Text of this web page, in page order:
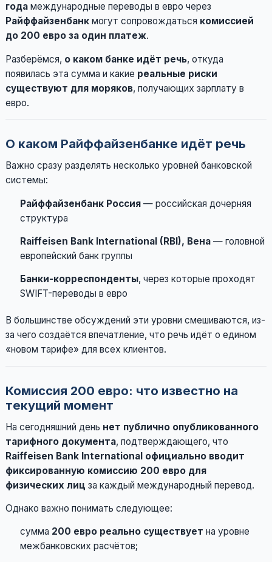
годамеждународные переводы в евро через
Райффайзенбанкмогут сопровождаться комиссией
до 200 евро за один платеж.
Разберёмся, о каком банке идёт речь, откуда
появилась эта сумма и какие реальные риски
существуют для моряков, получающих зарплату в
евро.
О каком Райффайзенбанке идёт речь
Важно сразу разделять несколько уровней банковской
системы:
Райффайзенбанк Россия— российская дочерняя
структура
Raiffeisen Bank International (RBI), Вена— головной
европейский банк группы
Банки-корреспонденты, через которые проходят
SWIFT-переводы в евро
В большинстве обсуждений эти уровни смешиваются, из-
за чего создаётся впечатление, что речь идёт о едином
«новом тарифе» для всех клиентов.
Комиссия 200 евро: что известно на
текущий момент
На сегодняшний день нет публично опубликованного
тарифного документа, подтверждающего, что
Raiffeisen Bank International официально вводит
фиксированную комиссию 200 евро для
физических лиц за каждый международный перевод.
Однако важно понимать следующее:
сумма 200 евро реально существует на уровне
межбанковских расчётов;